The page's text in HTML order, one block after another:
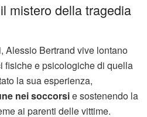
mistero della tragedia
Alessio Bertrand vive lontano
fisiche e psicologiche di quella
la sua esperienza,
nei soccorsie sostenendo la
ai parenti delle vittime.